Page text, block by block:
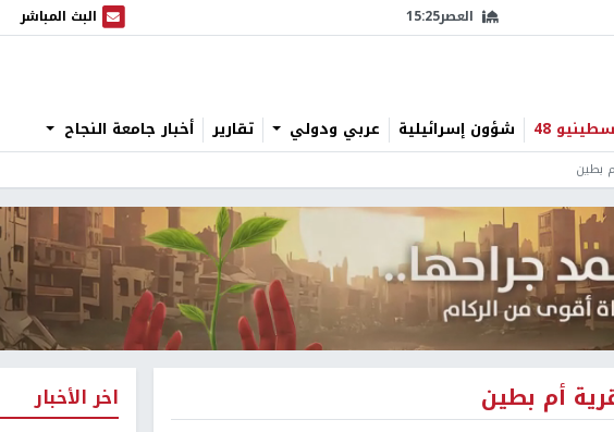
العصر15:25 البث المباشر
البث المباشر
48 شؤون إسرائيلية عربي ودولي تقارير أخبار جامعة النجاح
اخر الأخبار